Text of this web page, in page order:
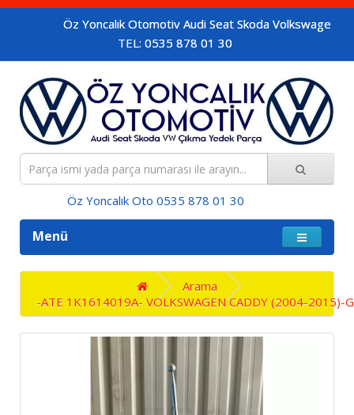
Öz Yoncalık Otomotiv Audi Seat Skoda Volkswagen
TEL: 0535 878 01 30
Öz Yoncalık Oto 0535 878 01 30
Menü
Arama
-ATE 1K1614019A- VOLKSWAGEN CADDY (2004-